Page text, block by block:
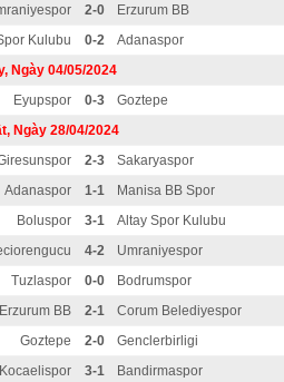
2-0
Erzurum BB
Kulubu 0-2
Adanaspor
Ngày 04/05/2024
Eyupspor 0-3
Goztepe
Ngày 28/04/2024
2-3
Sakaryaspor
Adanaspor 1-1
Manisa BB Spor
Boluspor 3-1
Altay Spor Kulubu
4-2
Umraniyespor
Tuzlaspor 0-0
Bodrumspor
Erzurum BB 2-1
Corum Belediyespor
Goztepe 2-0
Genclerbirligi
Kocaelispor 3-1
Bandirmaspor